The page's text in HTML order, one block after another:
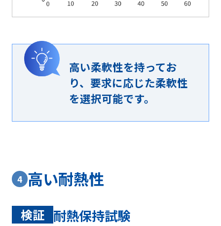
高い柔軟性を持ってお
り、要求に応じた柔軟性
を選択可能です。
4 高い耐熱性
検証 耐熱保持試験